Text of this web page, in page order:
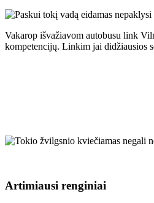
Vakarop išvažiavom autobusu link
kompetencijų. Linkim jai didžiausios
Artimiausi renginiai